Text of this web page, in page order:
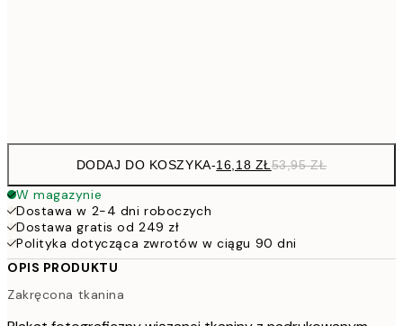
DODAJ DO KOSZYKA-16,18 ZŁ 53,95 ZŁ
W magazynie
Dostawa w 2-4 dni roboczych
Dostawa gratis od 249 zł
Polityka dotycząca zwrotów w ciągu 90 dni
OPIS PRODUKTU
Zakręcona tkanina